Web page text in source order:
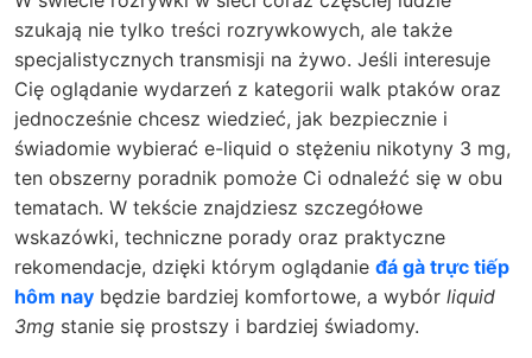
szukają nie tylko treści rozrywkowych, ale także
specjalistycznych transmisji na żywo. Jeśli interesuje
Cię oglądanie wydarzeń z kategorii walk ptaków oraz
jednocześnie chcesz wiedzieć, jak bezpiecznie i
świadomie wybierać e-liquid o stężeniu nikotyny 3 mg,
ten obszerny poradnik pomoże Ci odnaleźć się w obu
tematach. W tekście znajdziesz szczegółowe
wskazówki, techniczne porady oraz praktyczne
rekomendacje, dzięki którym oglądanie đá gà trực tiếp
hôm nay będzie bardziej komfortowe, a wybór liquid
3mg stanie się prostszy i bardziej świadomy.